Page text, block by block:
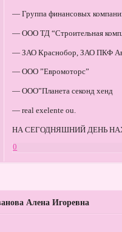
— Группа финансовых
— ООО ТД “Строительная
— ЗАО Краснобор, ЗАО ПКФ
— ООО ”Евромоторс”
— ООО”Планета секонд хенд
— real exelente ou.
НА СЕГОДНЯШНИЙ ДЕНЬ
0
Алена Игоревна